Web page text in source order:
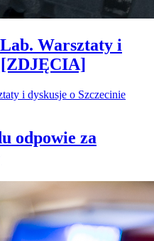
Warsztaty i
[ZDJĘCIA]
odpowie za